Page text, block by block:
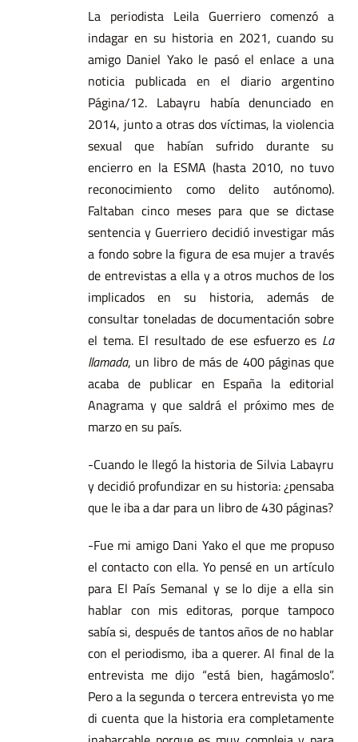
La periodista Leila Guerriero comenzó a
indagar en su historia en 2021, cuando su
amigo Daniel Yako le pasó el enlace a una
noticia publicada en el diario argentino
Página/12. Labayru había denunciado en
2014, junto a otras dos víctimas, la violencia
sexual que habían sufrido durante su
encierro en la ESMA (hasta 2010, no tuvo
reconocimiento como delito autónomo).
Faltaban cinco meses para que se dictase
sentencia y Guerriero decidió investigar más
a fondo sobre la figura de esa mujer a través
de entrevistas a ella y a otros muchos de los
implicados en su historia, además de
consultar toneladas de documentación sobre
el tema. El resultado de ese esfuerzo es La
llamada, un libro de más de 400 páginas que
acaba de publicar en España la editorial
Anagrama y que saldrá el próximo mes de
marzo en su país.
-Cuando le llegó la historia de Silvia Labayru
y decidió profundizar en su historia: ¿pensaba
que le iba a dar para un libro de 430 páginas?
-Fue mi amigo Dani Yako el que me propuso
el contacto con ella. Yo pensé en un artículo
para El País Semanal y se lo dije a ella sin
hablar con mis editoras, porque tampoco
sabía si, después de tantos años de no hablar
con el periodismo, iba a querer. Al final de la
entrevista me dijo “está bien, hagámoslo”.
Pero a la segunda o tercera entrevista yo me
di cuenta que la historia era completamente